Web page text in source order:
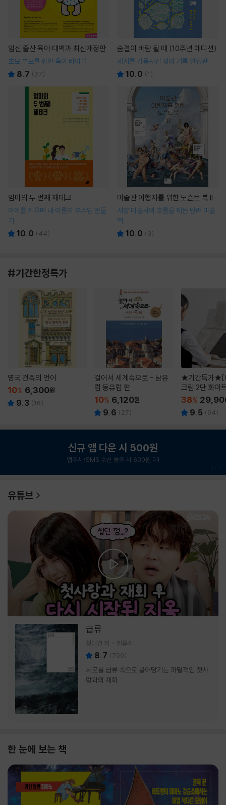
임신 출산 육아 대백과 최신개정판
초보 부모를 위한 육아 바이블
8.7 ( 27)
숨결이 바람 될 때 (10주년 에디션)
세계를 감동시킨 생의 기록 한정판
10.0 (1 )
엄마의 두 번째 재테크
아이를 키우며 내 이름의 부수입 만들
기
10.0 (44)
미술관 여행자를 위한 도슨트 북 II
서양 미술사의 흐름을 꿰는 반려 미술
책
10.0 ( 3)
#기간한정특가
영국 건축의 언어
10% 6,300원
9.3 (16)
걸어서 세계속으로 - 남유
럽 동유럽 편
10% 6,120원
9.6 ( 27)
★기간특가★[
크림 2단 화이
38%
9.5 (94)
신규 앱 다운 시 500원
앱푸시/SMS 수신 동의 시 600원 더!
유튜브
급류
정대건 저 민음사
8.7 (700)
서로를 급류 속으로 끌어당기는 파멸적인 첫사
랑과의 재회
한 눈에 보는 책